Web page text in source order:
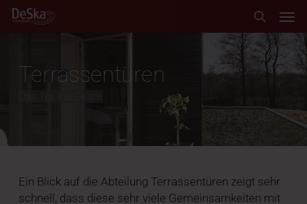
Skip
search
Terrassentüren
Ein Blick auf die Abteilung Terrassentüren zeigt sehr
schnell, dass diese sehr viele Gemeinsamkeiten mit